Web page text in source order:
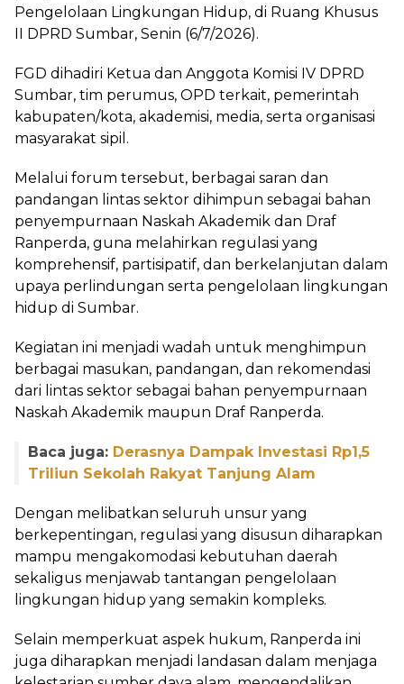
Pengelolaan Lingkungan Hidup, di Ruang Khusus
II DPRD Sumbar, Senin (6/7/2026).
FGD dihadiri Ketua dan Anggota Komisi IV DPRD
Sumbar, tim perumus, OPD terkait, pemerintah
kabupaten/kota, akademisi, media, serta organisasi
masyarakat sipil.
Melalui forum tersebut, berbagai saran dan
pandangan lintas sektor dihimpun sebagai bahan
penyempurnaan Naskah Akademik dan Draf
Ranperda, guna melahirkan regulasi yang
komprehensif, partisipatif, dan berkelanjutan dalam
upaya perlindungan serta pengelolaan lingkungan
hidup di Sumbar.
Kegiatan ini menjadi wadah untuk menghimpun
berbagai masukan, pandangan, dan rekomendasi
dari lintas sektor sebagai bahan penyempurnaan
Naskah Akademik maupun Draf Ranperda.
Baca juga: Derasnya Dampak Investasi Rp1,5
Triliun Sekolah Rakyat Tanjung Alam
Dengan melibatkan seluruh unsur yang
berkepentingan, regulasi yang disusun diharapkan
mampu mengakomodasi kebutuhan daerah
sekaligus menjawab tantangan pengelolaan
lingkungan hidup yang semakin kompleks.
Selain memperkuat aspek hukum, Ranperda ini
juga diharapkan menjadi landasan dalam menjaga